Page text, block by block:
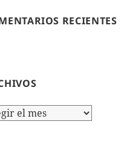
RECIENTES